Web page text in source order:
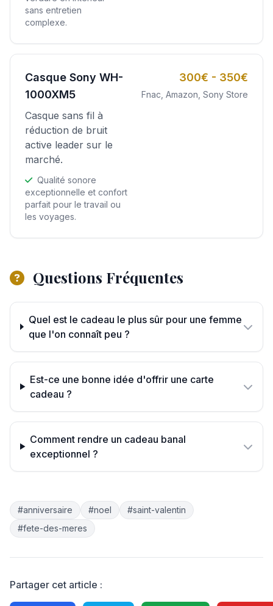
sans entretien
complexe.
Casque Sony WH-
1000XM5
Casque sans fil à
réduction de bruit
active leader sur le
marché.
Qualité sonore
exceptionnelle et confort
parfait pour le travail ou
les voyages.
300€ - 350€
Fnac, Amazon, Sony Store
Questions Fréquentes
Quel est le cadeau le plus sûr pour une femme
que l'on connaît peu ?
Est-ce une bonne idée d'offrir une carte
cadeau ?
Comment rendre un cadeau banal
exceptionnel ?
#anniversaire #noel
#saint-valentin
#fete-des-meres
Partager cet article :